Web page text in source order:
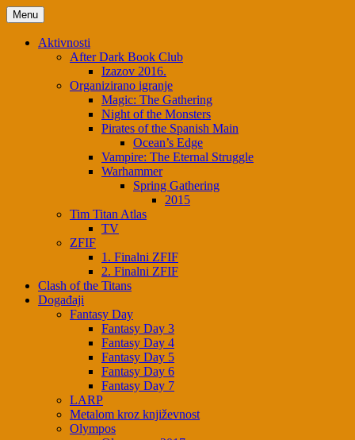
Skip
to
content
Menu
Aktivnosti
After Dark Book Club
Izazov 2016.
Organizirano igranje
Magic: The Gathering
Night of the Monsters
Pirates of the Spanish Main
Ocean’s Edge
Vampire: The Eternal Struggle
Warhammer
Spring Gathering
2015
Tim Titan Atlas
TV
ZFIF
1. Finalni ZFIF
2. Finalni ZFIF
Clash of the Titans
Događaji
Fantasy Day
Fantasy Day 3
Fantasy Day 4
Fantasy Day 5
Fantasy Day 6
Fantasy Day 7
LARP
Metalom kroz književnost
Olympos